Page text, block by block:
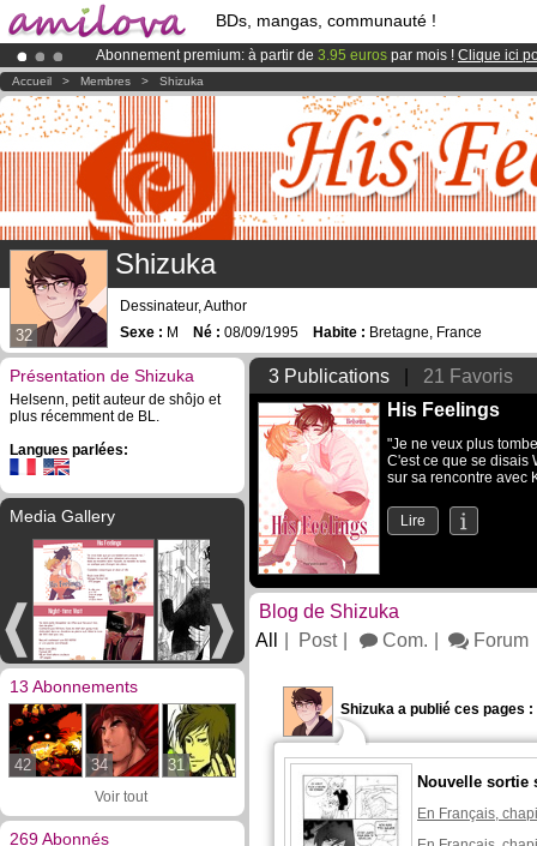
BDs, mangas, communauté !
Abonnement premium: à partir de 3.95 euros par mois ! Clique ici
Déjà 100000membreset 1000BDs & Mangas!
LeKickstarter Amilova est désormais lancé!.
Accueil > Membres > Shizuka
32
Shizuka
Dessinateur, Author
Sexe : M Né : 08/09/1995 Habite : Bretagne, France
Présentation de Shizuka
Helsenn, petit auteur de shôjo et
plus récemment de BL.
Langues parlées:
Media Gallery
13 Abonnements
42 34 31
Voir tout
269 Abonnés
3 Publications
21 Favoris
His Feelings
"Je ne veux plus
C'est ce que se disais
sur sa rencontre avec
Lire
Blog de Shizuka
All
Post Com. Forum
Shizuka a publié ces pages :
Nouvelle sortie
En Français,